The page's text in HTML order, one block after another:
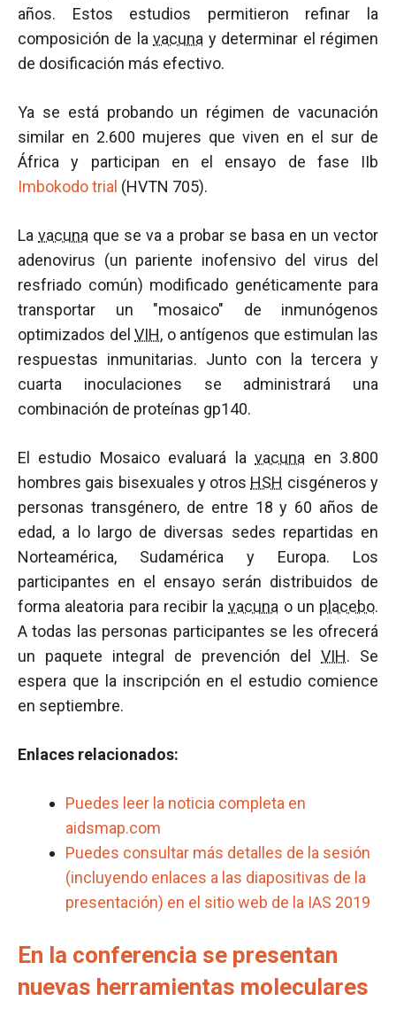
años. Estos estudios permitieron refinar la
composición de lavacuna y determinar el régimen
de dosificación más efectivo.
Ya se está probando un régimen de vacunación
similar en 2.600 mujeres que viven en el sur de
África y participan en el ensayo de fase IIb
Imbokodo trial (HVTN 705).
Lavacuna que se va a probar se basa en un vector
adenovirus (un pariente inofensivo del virus del
resfriado común) modificado genéticamente para
transportar un "mosaico" de inmunógenos
optimizados delVIH, o antígenos que estimulan las
respuestas inmunitarias. Junto con la tercera y
cuarta inoculaciones se administrará una
combinación de proteínas gp140.
El estudio Mosaico evaluará lavacuna en 3.800
hombres gais bisexuales y otros HSH cisgéneros y
personas transgénero, de entre 18 y 60 años de
edad, a lo largo de diversas sedes repartidas en
Norteamérica, Sudamérica y Europa. Los
participantes en el ensayo serán distribuidos de
forma aleatoria para recibir lavacuna o un placebo.
A todas las personas participantes se les ofrecerá
un paquete integral de prevención del VIH. Se
espera que la inscripción en el estudio comience
en septiembre.
Enlaces relacionados:
Puedes leer la noticia completa en
aidsmap.com
Puedes consultar más detalles de la sesión
(incluyendo enlaces a las diapositivas de la
presentación) en el sitio web de la IAS 2019
En la conferencia se presentan
nuevas herramientas moleculares